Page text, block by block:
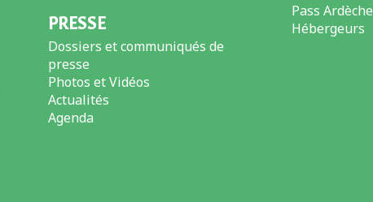
PRESSE
Dossiers et communiqués de
presse
Photos et Vidéos
Actualités
Agenda
Pass Ardèche
Hébergeurs